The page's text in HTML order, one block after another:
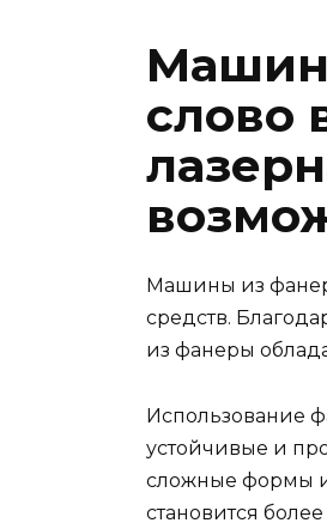
слово
Машины из
средств.
из фанеры
Использование
устойчивые и
сложные формы
становится